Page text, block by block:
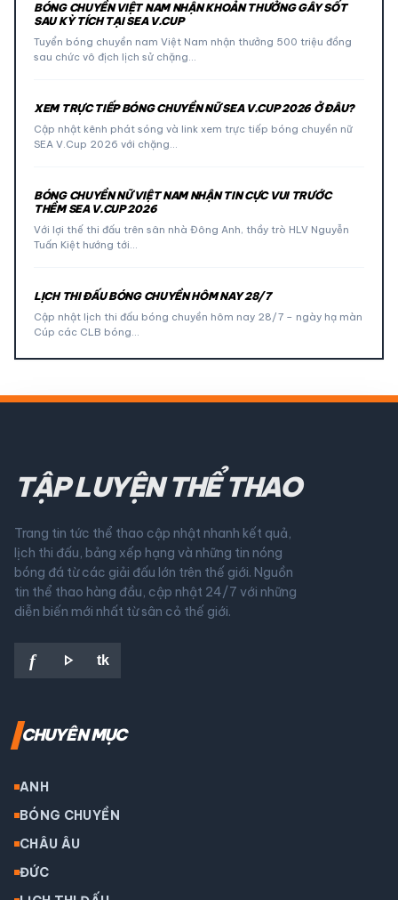
BÓNG CHUYỀN VIỆT NAM NHẬN KHOẢN THƯỞNG GÂY SỐT
SAU KỲ TÍCH TẠI SEA V.CUP
Tuyển bóng chuyền nam Việt Nam nhận thưởng 500 triệu đồng
sau chức vô địch lịch sử chặng…
XEM TRỰC TIẾP BÓNG CHUYỀN NỮ SEA V.CUP 2026 Ở ĐÂU?
Cập nhật kênh phát sóng và link xem trực tiếp bóng chuyền nữ
SEA V.Cup 2026 với chặng…
BÓNG CHUYỀN NỮ VIỆT NAM NHẬN TIN CỰC VUI TRƯỚC
THỀM SEA V.CUP 2026
Với lợi thế thi đấu trên sân nhà Đông Anh, thầy trò HLV Nguyễn
Tuấn Kiệt hướng tới…
LỊCH THI ĐẤU BÓNG CHUYỀN HÔM NAY 28/7
Cập nhật lịch thi đấu bóng chuyền hôm nay 28/7 – ngày hạ màn
Cúp các CLB bóng…
TẬP LUYỆN THỂ THAO
Trang tin tức thể thao cập nhật nhanh kết quả,
lịch thi đấu, bảng xếp hạng và những tin nóng
bóng đá từ các giải đấu lớn trên thế giới. Nguồn
tin thể thao hàng đầu, cập nhật 24/7 với những
diễn biến mới nhất từ sân cỏ thế giới.
f play_arrow tk
CHUYÊN MỤC
ANH
BÓNG CHUYỀN
CHÂU ÂU
ĐỨC